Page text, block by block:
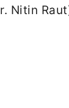
Nitin